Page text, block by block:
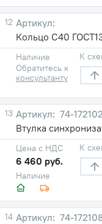
12
Кольцо С40
Наличие
Обратитесь к
консультанту
К
13
74-
Втулка
Наличие
Цена с НДС
6 460 руб.
К
14
74-